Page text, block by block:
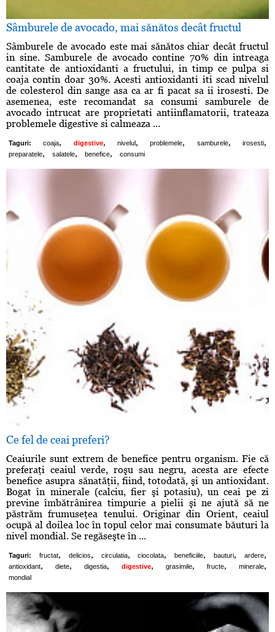
Sâmburele de avocado, mai sănătos decât fructul
Sâmburele de avocado este mai sănătos chiar decât fructul
in sine. Samburele de avocado contine 70% din intreaga
cantitate de antioxidanti a fructului, in timp ce pulpa si
coaja contin doar 30%. Acesti antioxidanti iti scad nivelul
de colesterol din sange asa ca ar fi pacat sa ii irosesti. De
asemenea, este recomandat sa consumi samburele de
avocado intrucat are proprietati antiinflamatorii, trateaza
problemele digestive si calmeaza ...
Taguri: coaja, digestive, nivelul , problemele, samburele, irosesti,
preparatele, salatele, benefice, consumi
Ce fel de ceai preferi?
Ceaiurile sunt extrem de benefice pentru organism. Fie că
preferaţi ceaiul verde, roşu sau negru, acesta are efecte
benefice asupra sănatăţii, fiind, totodată, şi un antioxidant.
Bogat în minerale (calciu, fier şi potasiu), un ceai pe zi
previne îmbătrânirea timpurie a pielii şi ne ajută să ne
păstrăm frumuseţea tenului. Originar din Orient, ceaiul
ocupă al doilea loc în topul celor mai consumate băuturi la
nivel mondial. Se regăseşte în ...
Taguri: fructat, delicios, circulatia, ciocolata, beneficiile, bauturi, ardere,
antioxidant, diete, digestia, digestive, grasimile, fructe, minerale,
mondial